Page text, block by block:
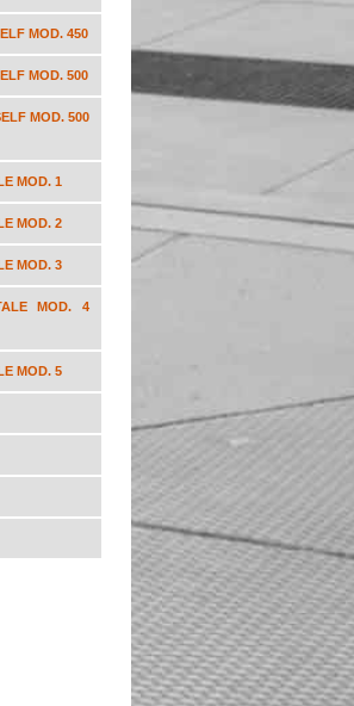
MOD. 450
MOD. 500
MOD. 500
MOD. 1
MOD. 2
MOD. 3
MOD. 4
MOD. 5